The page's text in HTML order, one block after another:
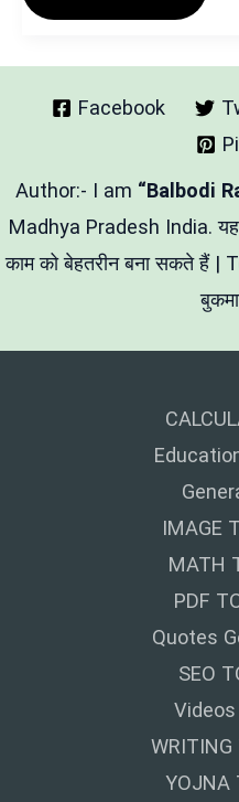
To
Converter:
टेक्स्ट
को
बदले
Free
Tool
Facebook
Author:- I am “Balbodi
Madhya Pradesh India.
काम को बेहतरीन बना सकते हैं |
IMAGE
MATH
PDF
Quotes
SEO
WRITING
YOJNA